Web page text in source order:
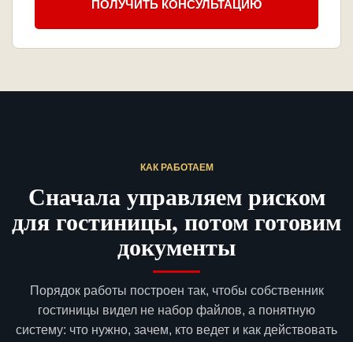
ПОЛУЧИТЬ КОНСУЛЬТАЦИЮ
КАК РАБОТАЕМ
Сначала управляем риском
для гостиницы, потом готовим
документы
Порядок работы построен так, чтобы собственник
гостиницы видел не набор файлов, а понятную
систему: что нужно, зачем, кто ведет и как действовать